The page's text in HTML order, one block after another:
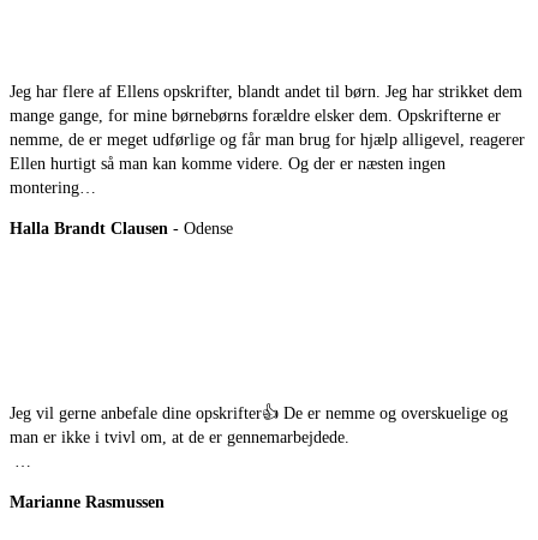
Jeg har flere af Ellens opskrifter, blandt andet til børn. Jeg har strikket dem
mange gange, for mine børnebørns forældre elsker dem. Opskrifterne er
nemme, de er meget udførlige og får man brug for hjælp alligevel, reagerer
Ellen hurtigt så man kan komme videre. Og der er næsten ingen
montering…
Halla Brandt Clausen - Odense
Jeg vil gerne anbefale dine opskrifter👍 De er nemme og overskuelige og
man er ikke i tvivl om, at de er gennemarbejdede.
…
Marianne Rasmussen